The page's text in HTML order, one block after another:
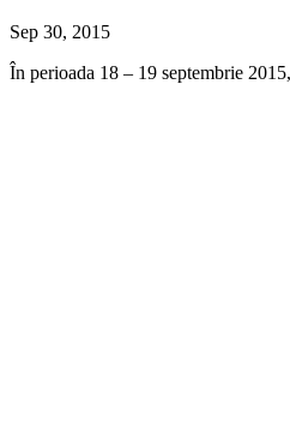
Sep 30, 2015
În perioada 18 – 19 septembrie